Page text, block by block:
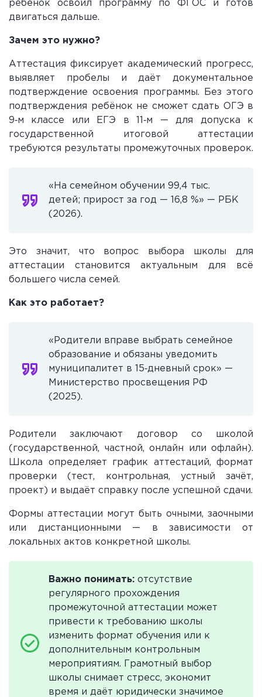
ребёнок освоил программу по ФГОС и готов
двигаться дальше.
Зачем это нужно?
Аттестация фиксирует академический прогресс,
выявляет пробелы и даёт документальное
подтверждение освоения программы. Без этого
подтверждения ребёнок не сможет сдать ОГЭ в
9‑м классе или ЕГЭ в 11‑м — для допуска к
государственной итоговой аттестации
требуются результаты промежуточных проверок.
«На семейном обучении 99,4 тыс.
детей; прирост за год — 16,8 %» — РБК
(2026).
Это значит, что вопрос выбора школы для
аттестации становится актуальным для всё
большего числа семей.
Как это работает?
«Родители вправе выбрать семейное
образование и обязаны уведомить
муниципалитет в 15‑дневный срок» —
Министерство просвещения РФ
(2025).
Родители заключают договор со школой
(государственной, частной, онлайн или офлайн).
Школа определяет график аттестаций, формат
проверки (тест, контрольная, устный зачёт,
проект) и выдаёт справку после успешной сдачи.
Формы аттестации могут быть очными, заочными
или дистанционными — в зависимости от
локальных актов конкретной школы.
Важно понимать: отсутствие
регулярного прохождения
промежуточной аттестации может
привести к требованию школы
изменить формат обучения или к
дополнительным контрольным
мероприятиям. Грамотный выбор
школы снимает стресс, экономит
время и даёт юридически значимое